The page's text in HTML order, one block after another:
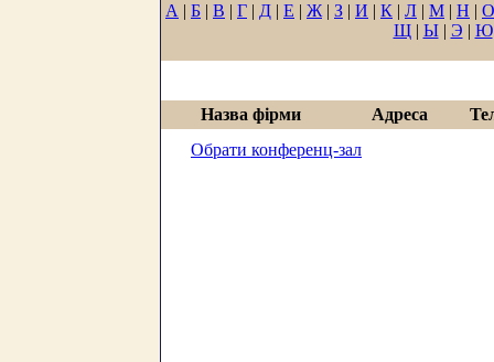
А | Б | В | Г | Д | Е | Ж | З | И | К | Л | М | Н | О
Щ| Ы| Э | Ю
Назва фірми Адреса
Обрати конференц-зал